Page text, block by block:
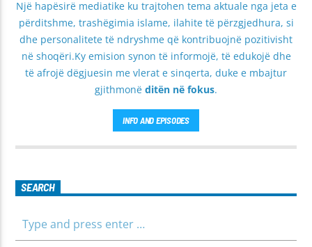
Një hapësirë mediatike ku trajtohen tema aktuale nga jeta e
përditshme, trashëgimia islame, ilahite të përzgjedhura, si
dhe personalitete të ndryshme që kontribuojnë pozitivisht
në shoqëri.Ky emision synon të informojë, të edukojë dhe
të afrojë dëgjuesin me vlerat e sinqerta, duke e mbajtur
gjithmonë ditën në fokus.
INFO AND EPISODES
SEARCH